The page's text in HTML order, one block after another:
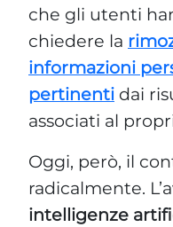
che gli utenti
chiedere la
informazioni
pertinenti dai
associati al
Oggi, però, il
radicalmente.
intelligenze